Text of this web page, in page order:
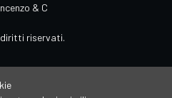
& C
riservati.